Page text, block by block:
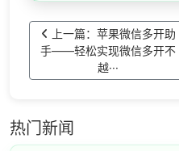
上一篇：苹果微信多开助
手——轻松实现微信多开不
越···
热门新闻